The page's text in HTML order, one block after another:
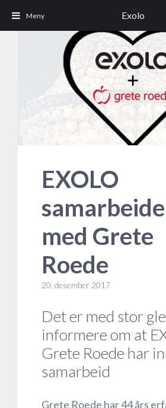
EXOLO
med Grete
Roede
20. desember 2017
Det er med stor
informere om at
Grete Roede har
samarbeid
Grete Roede har 44 års
Exolo